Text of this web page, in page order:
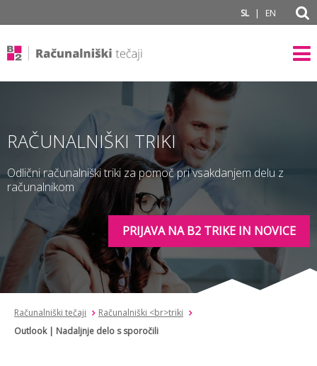
SL | EN
RAČUNALNIŠKI TRIKI
Odlični računalniški triki za pomoč pri vsakdanjem delu z
računalnikom
PRIJAVA NA B2 TRIKE IN NOVICE
Računalniški tečaji
Računalniški <br>triki
Outlook | Nadaljnje delo s sporočili